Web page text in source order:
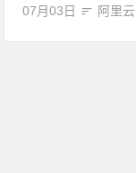
07月03日 阿里云